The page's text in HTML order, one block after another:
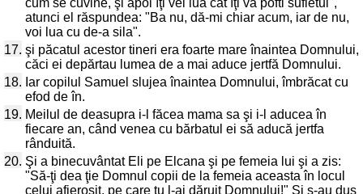
cum se cuvine, şi apoi îţi vei lua cât îţi va pofti sufletul",
atunci el răspundea: "Ba nu, dă-mi chiar acum, iar de nu,
voi lua cu de-a sila".
17. şi păcatul acestor tineri era foarte mare înaintea Domnului,
căci ei depărtau lumea de a mai aduce jertfă Domnului.
18. Iar copilul Samuel slujea înaintea Domnului, îmbrăcat cu
efod de în.
19. Meilul de deasupra i-l făcea mama sa şi i-l aducea în
fiecare an, când venea cu bărbatul ei să aducă jertfa
rânduită.
20. Şi a binecuvântat Eli pe Elcana şi pe femeia lui şi a zis:
"Să-ţi dea ţie Domnul copii de la femeia aceasta în locul
celui afierosit, pe care tu l-ai dăruit Domnului!" Şi s-au dus